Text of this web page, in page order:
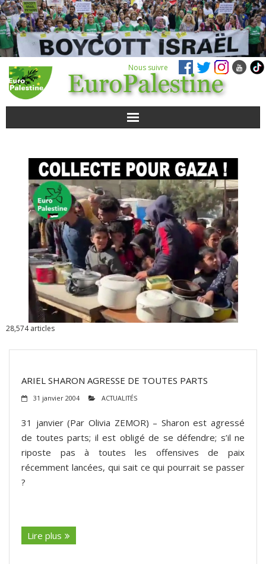
Nous suivre
POUR AGIR
AGENDA
VIDÉOS
QUI SOMMES-NOUS ?
ADHÉSIONS, DONS, CONTACT
28,574articles
ARIEL SHARON AGRESSE DE TOUTES PARTS
31 janvier 2004 ACTUALITÉS
31 janvier (Par Olivia ZEMOR) – Sharon est agressé
de toutes parts; il est obligé de se défendre; s’il ne
riposte pas à toutes les offensives de paix
récemment lancées, qui sait ce qui pourrait se passer
?
Lire plus